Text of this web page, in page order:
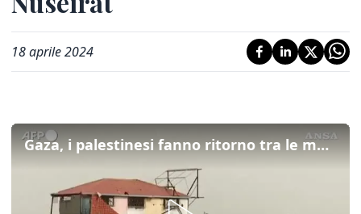
18 aprile 2024
Gaza, i palestinesi fanno ritorno tra le macerie di Nuseirat